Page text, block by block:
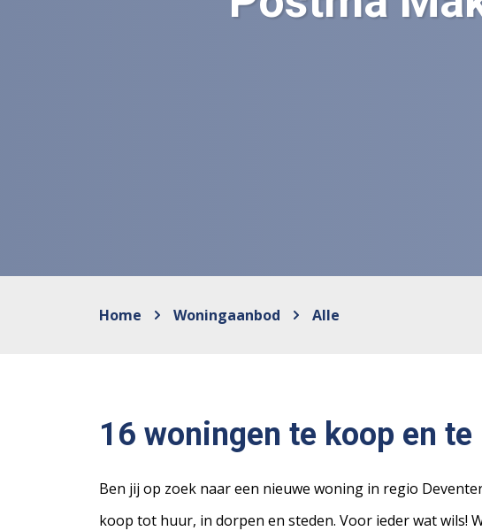
Home Woningaanbod Alle
16 woningen te koop en
Ben jij op zoek naar een nieuwe woning in regio
koop tot huur, in dorpen en steden. Voor ieder wat wils!